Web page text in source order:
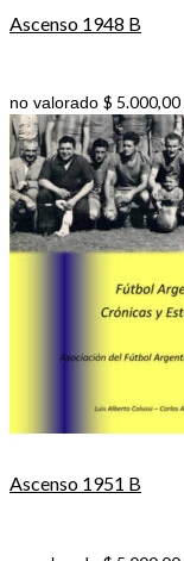
Ascenso 1948 B
no valorado $ 5.000,00
Ascenso 1951 B